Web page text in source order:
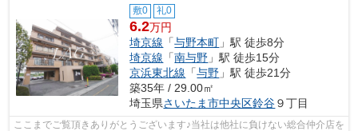
敷0 礼0
6.2万円
埼京線 「与野本町 」駅 徒歩8分
埼京線 「南与野 」駅 徒歩15分
京浜東北線 「与野 」駅 徒歩21分
築35年 / 29.00㎡
埼玉県さいたま市中央区鈴谷９丁目
ここまでご覧頂きありがとうございます♪当社は他社に負けない総合仲介店を